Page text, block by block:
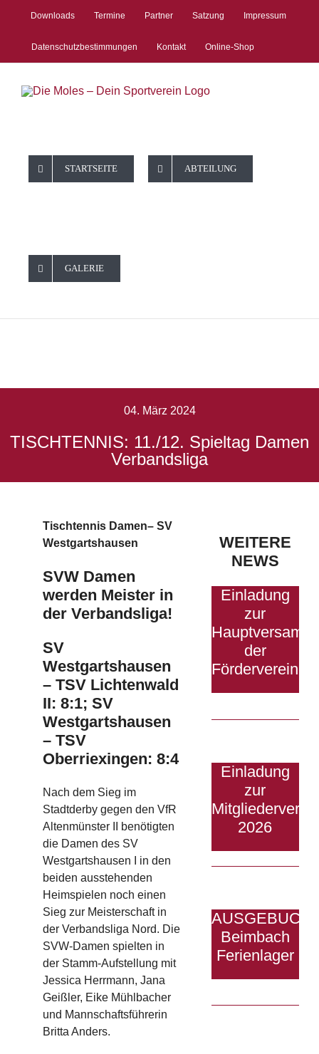
springen
Downloads Termine Partner Satzung Impressum
Datenschutzbestimmungen Kontakt Online-Shop
STARTSEITE ABTEILUNG
GALERIE11./12.
Spieltag
Verbandsliga
Startseite
TISCHTENNIS: 11./12. Spieltag Damen
04. März 2024
TISCHTENNIS: 11./12. Spieltag Damen
Verbandsliga
Tischtennis Damen– SV
Westgartshausen
SVW Damen
werden Meister in
der Verbandsliga!
SV
Westgartshausen
– TSV Lichtenwald
II: 8:1; SV
Westgartshausen
– TSV
Oberriexingen: 8:4
Nach dem Sieg im
Stadtderby gegen den VfR
Altenmünster II benötigten
die Damen des SV
Westgartshausen I in den
beiden ausstehenden
Heimspielen noch einen
Sieg zur Meisterschaft in
der Verbandsliga Nord. Die
SVW-Damen spielten in
der Stamm-Aufstellung mit
Jessica Herrmann, Jana
Geißler, Eike Mühlbacher
und Mannschaftsführerin
Britta Anders.
WEITERE
NEWS
Einladung
zur
der
Fördervereine
Einladung
zur
2026
Beimbach
Ferienlager